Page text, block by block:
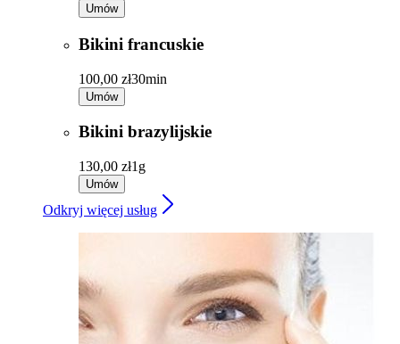
Umów
Bikini francuskie
100,00 zł30min
Umów
Bikini brazylijskie
130,00 zł1g
Umów
Odkryj więcej usług